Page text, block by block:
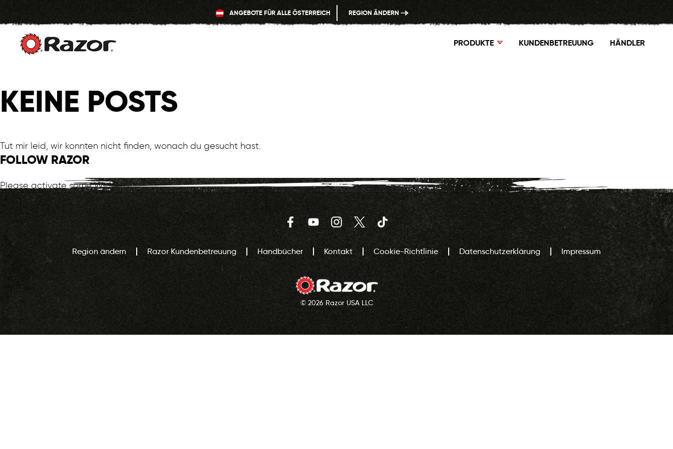
springen
ANGEBOTE FÜR ALLE ÖSTERREICH REGION ÄNDERN
PRODUKTE KUNDENBETREUUNG HÄNDLER
KEINE POSTS
Tut mir leid, wir konnten nicht finden, wonach du gesucht hast.
FOLLOW RAZOR
Please activate some Widgets.
FacebookYouTubeInstagram
Twitter TikTok
Region ändern Razor Kundenbetreuung Handbücher Kontakt Cookie-Richtlinie Datenschutzerklärung Impressum
© 2026 Razor USA LLC